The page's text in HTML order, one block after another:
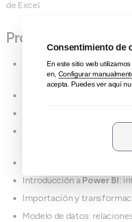
de Excel.
Programa
Funciones avanzadas de
SUMAR.SI.CONJUNTO,
Power Query
Introducción a Power BI:
Importación y
Modelo de datos: